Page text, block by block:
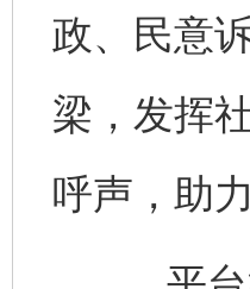
政、民意
梁，发挥
呼声，助